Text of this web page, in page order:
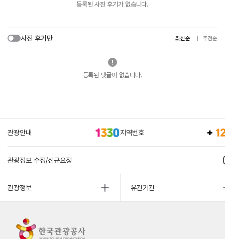
등록된 사진 후기가 없습니다.
사진 후기만 최신순 추천순
등록된 댓글이 없습니다.
관광안내 지역번호
관광정보 수정/신규요청
관광정보 유관기관